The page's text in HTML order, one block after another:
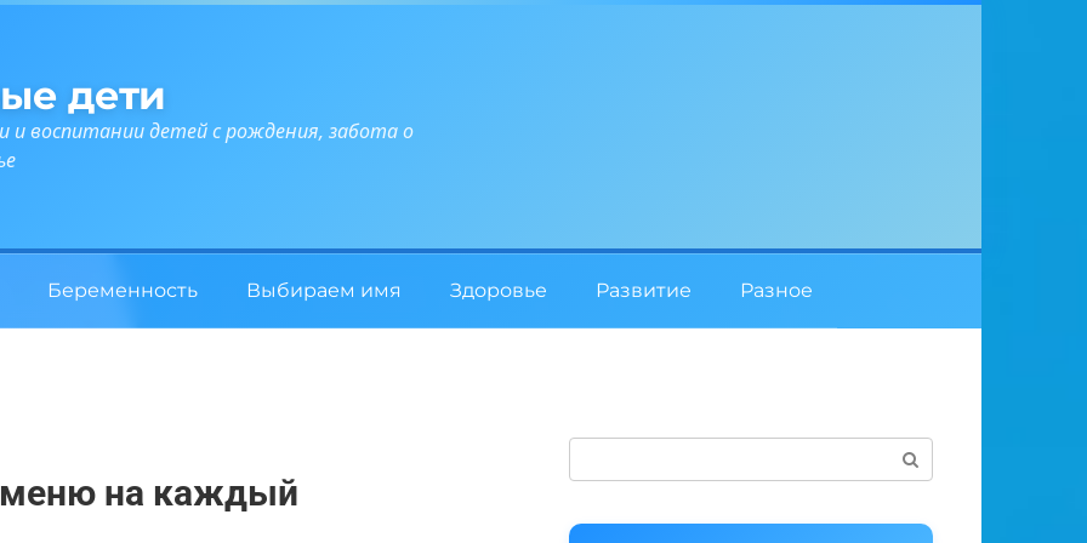
дети
и воспитании детей с рождения, забота о
Беременность Выбираем имя Здоровье Развитие Разное
меню на каждый